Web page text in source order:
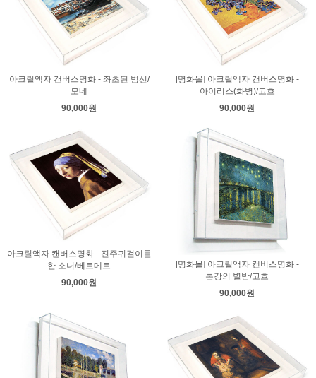
아크릴액자 캔버스명화 - 좌초된 범선/
모네
90,000원
[명화몰] 아크릴액자 캔버스명화 -
아이리스(화병)/고흐
90,000원
아크릴액자 캔버스명화 - 진주귀걸이를
한 소녀/베르메르
90,000원
[명화몰] 아크릴액자 캔버스명화 -
론강의 별밤/고흐
90,000원